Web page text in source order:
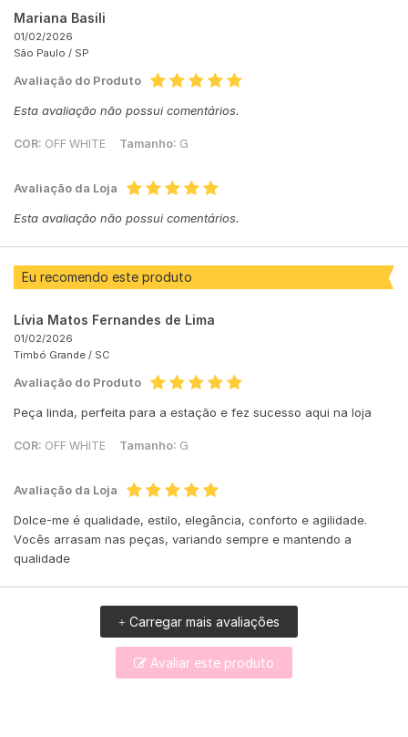
Mariana Basili
01/02/2026
São Paulo / SP
Avaliação do Produto
Esta avaliação não possui comentários.
COR: OFF WHITE Tamanho: G
Avaliação da Loja
Esta avaliação não possui comentários.
Eu recomendo este produto
Lívia Matos Fernandes de Lima
01/02/2026
Timbó Grande / SC
Avaliação do Produto
Peça linda, perfeita para a estação e fez sucesso aqui na loja
COR: OFF WHITE Tamanho: G
Avaliação da Loja
Dolce-me é qualidade, estilo, elegância, conforto e agilidade.
Vocês arrasam nas peças, variando sempre e mantendo a
qualidade
+Carregar mais avaliações
Avaliar este produto